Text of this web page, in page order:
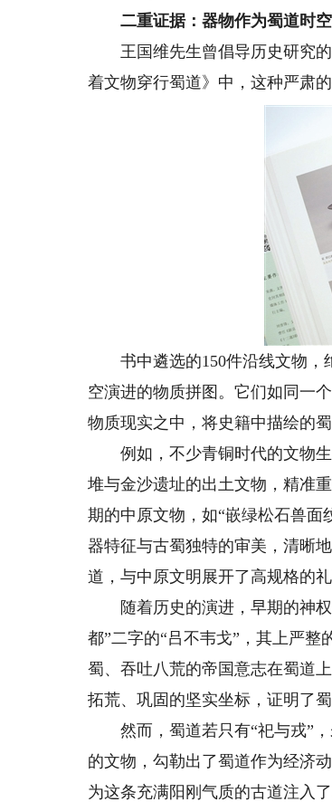
二重证据：器物作为蜀道时
王国维先生曾倡导历史研究的
着文物穿行蜀道》中，这种严肃
书中遴选的150件沿线文物，
空演进的物质拼图。它们如同一
物质现实之中，将史籍中描绘的
例如，不少青铜时代的文物生
堆与金沙遗址的出土文物，精准
期的中原文物，如“嵌绿松石兽面
器特征与古蜀独特的审美，清晰
道，与中原文明展开了高规格的礼
随着历史的演进，早期的神权
都”二字的“吕不韦戈”，其上严
蜀、吞吐八荒的帝国意志在蜀道
拓荒、巩固的坚实坐标，证明了
然而，蜀道若只有“祀与戎”，
的文物，勾勒出了蜀道作为经济
为这条充满阳刚气质的古道注入